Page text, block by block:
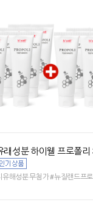
래성분 하이웰 프로폴리
해성분 무첨가 #뉴질랜드프